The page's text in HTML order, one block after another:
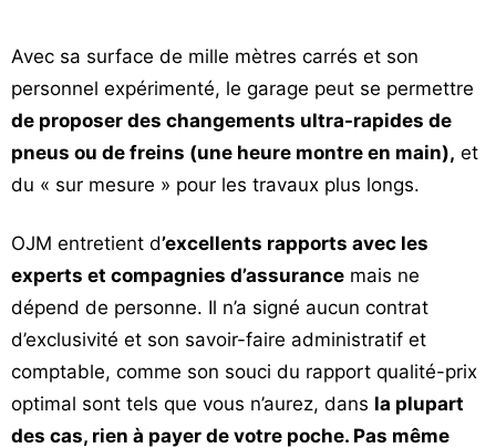
Avec sa surface de mille mètres carrés et son
personnel expérimenté, le garage peut se permettre
de proposer des changements ultra-rapides de
pneus ou de freins (une heure montre en main), et
du « sur mesure » pour les travaux plus longs.
OJM entretient d’excellents rapports avec les
experts et compagnies d’assurance mais ne
dépend de personne. Il n’a signé aucun contrat
d’exclusivité et son savoir-faire administratif et
comptable, comme son souci du rapport qualité-prix
optimal sont tels que vous n’aurez, dans la plupart
des cas, rien à payer de votre poche. Pas même